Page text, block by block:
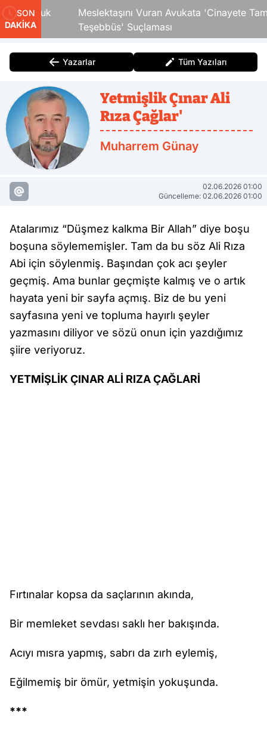
SON
DAKİKA
Çocuk
Meslektaşını Vuran Avukata 'Cinayete Tam
Teşebbüs' Suçlaması
Yazarlar Tüm Yazıları
Yetmişlik Çınar Ali
Rıza Çağlar'
Muharrem Günay
02.06.2026 01:00
Güncelleme: 02.06.2026 01:00
Atalarımız “Düşmez kalkma Bir Allah” diye boşu
boşuna söylememişler. Tam da bu söz Ali Rıza
Abi için söylenmiş. Başından çok acı şeyler
geçmiş. Ama bunlar geçmişte kalmış ve o artık
hayata yeni bir sayfa açmış. Biz de bu yeni
sayfasına yeni ve topluma hayırlı şeyler
yazmasını diliyor ve sözü onun için yazdığımız
şiire veriyoruz.
YETMİŞLİK ÇINAR ALİ RIZA ÇAĞLARİ
Fırtınalar kopsa da saçlarının akında,
Bir memleket sevdası saklı her bakışında.
Acıyı mısra yapmış, sabrı da zırh eylemiş,
Eğilmemiş bir ömür, yetmişin yokuşunda.
***